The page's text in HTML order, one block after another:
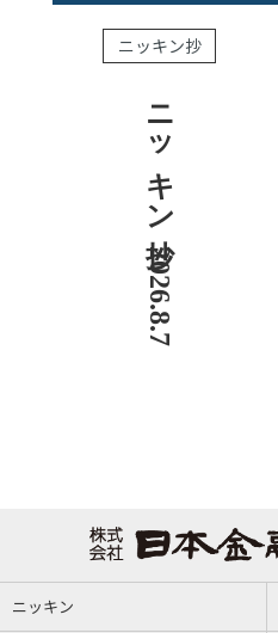
ニッキン抄
ニッキン抄 2026.8.7
ニッキン